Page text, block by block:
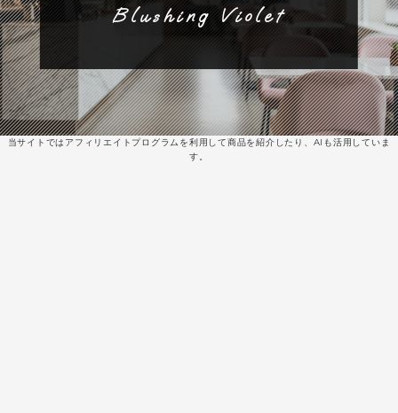
Blushing Violet
当サイトではアフィリエイトプログラムを利用して商品を紹介したり、AIも活用していま
す。